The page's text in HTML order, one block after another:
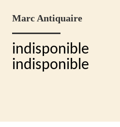
Marc Antiquaire
indisponible
indisponible